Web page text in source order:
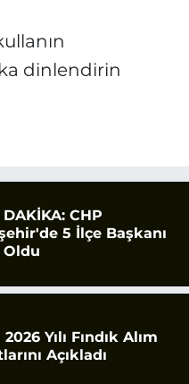
dinlendirin
DAKİKA: CHP
5 İlçe Başkanı
Oldu
Yılı Fındık Alım
Açıkladı